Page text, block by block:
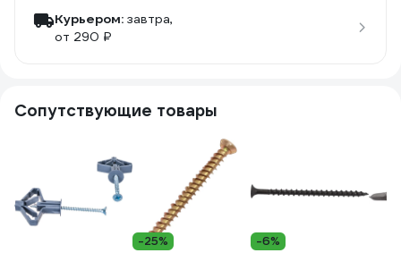
Курьером: завтра,
от 290 ₽
Сопутствующие товары
-25% -6%